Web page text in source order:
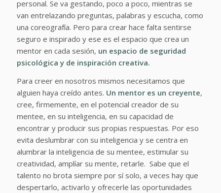
personal. Se va gestando, poco a poco, mientras se
van entrelazando preguntas, palabras y escucha, como
una coreografía. Pero para crear hace falta sentirse
seguro e inspirado y ese es el espacio que crea un
mentor en cada sesión, un espacio de seguridad
psicológica y de inspiración creativa.
Para creer en nosotros mismos necesitamos que
alguien haya creído antes. Un mentor es un creyente,
cree, firmemente, en el potencial creador de su
mentee, en su inteligencia, en su capacidad de
encontrar y producir sus propias respuestas. Por eso
evita deslumbrar con su inteligencia y se centra en
alumbrar la inteligencia de su mentee, estimular su
creatividad, amplíar su mente, retarle. Sabe que el
talento no brota siempre por sí solo, a veces hay que
despertarlo, activarlo y ofrecerle las oportunidades